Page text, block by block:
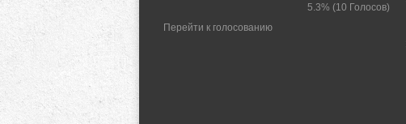
5.3% (10 Голосов)
Перейти к голосованию